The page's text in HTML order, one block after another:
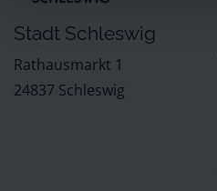
Stadt Schleswig
Rathausmarkt 1
24837 Schleswig